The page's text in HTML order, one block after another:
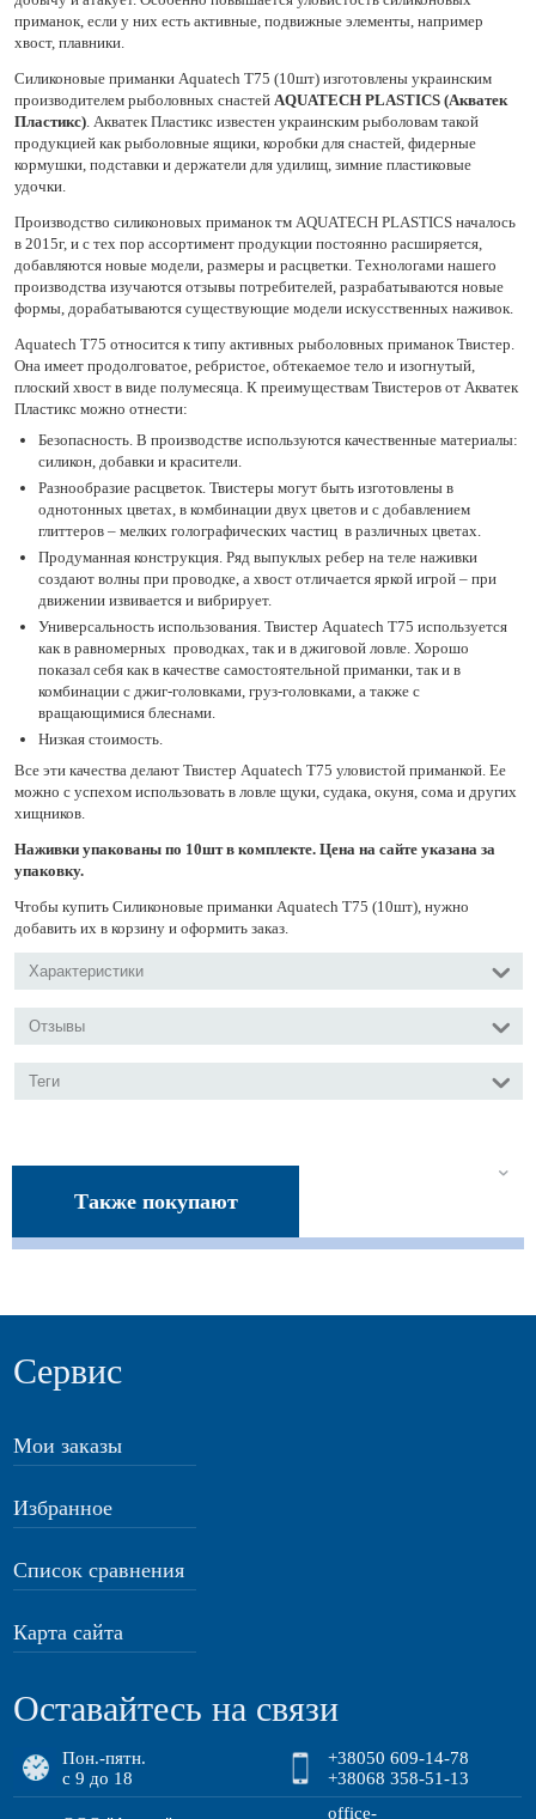
приманок, если у них есть активные, подвижные элементы, например
хвост, плавники.
Силиконовые приманки Aquatech Т75 (10шт) изготовлены украинским
производителем рыболовных снастей AQUATECH PLASTICS (Акватек
Пластикс). Акватек Пластикс известен украинским рыболовам такой
продукцией как рыболовные ящики, коробки для снастей, фидерные
кормушки, подставки и держатели для удилищ, зимние пластиковые
удочки.
Производство силиконовых приманок тм AQUATECH PLASTICS началось
в 2015г, и с тех пор ассортимент продукции постоянно расширяется,
добавляются новые модели, размеры и расцветки. Технологами нашего
производства изучаются отзывы потребителей, разрабатываются новые
формы, дорабатываются существующие модели искусственных наживок.
Aquatech Т75 относится к типу активных рыболовных приманок Твистер.
Она имеет продолговатое, ребристое, обтекаемое тело и изогнутый,
плоский хвост в виде полумесяца. К преимуществам Твистеров от Акватек
Пластикс можно отнести:
Безопасность. В производстве используются качественные материалы:
силикон, добавки и красители.
Разнообразие расцветок. Твистеры могут быть изготовлены в
однотонных цветах, в комбинации двух цветов и с добавлением
глиттеров – мелких голографических частиц в различных цветах.
Продуманная конструкция. Ряд выпуклых ребер на теле наживки
создают волны при проводке, а хвост отличается яркой игрой – при
движении извивается и вибрирует.
Универсальность использования. Твистер Aquatech Т75 используется
как в равномерных проводках, так и в джиговой ловле. Хорошо
показал себя как в качестве самостоятельной приманки, так и в
комбинации с джиг-головками, груз-головками, а также с
вращающимися блеснами.
Низкая стоимость.
Все эти качества делают Твистер Aquatech Т75 уловистой приманкой. Ее
можно с успехом использовать в ловле щуки, судака, окуня, сома и других
хищников.
Наживки упакованы по 10шт в комплекте. Цена на сайте указана за
упаковку.
Чтобы купить Силиконовые приманки Aquatech Т75 (10шт), нужно
добавить их в корзину и оформить заказ.
Характеристики
Отзывы
Теги
Также покупают
Сервис
Мои заказы
Избранное
Список сравнения
Карта сайта
Оставайтесь на связи
Пон.-пятн.
с 9 до 18
+38050 609-14-78
+38068 358-51-13
office-